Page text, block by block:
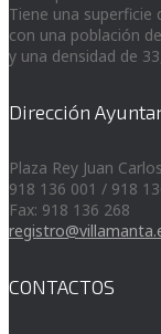
Tiene una superficie
con una población
y una densidad de
Dirección
Plaza Rey Juan
918 136 001 / 918
Fax: 918 136 268
CONTACTOS